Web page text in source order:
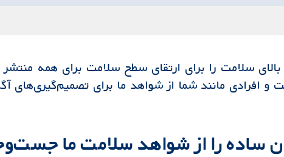
سلامت را برای ارتقای سطح سلامت برای همه
افرادی مانند شما از شواهد ما برای تصمیم‌گیری‌های
ساده را از شواهد سلامت ما